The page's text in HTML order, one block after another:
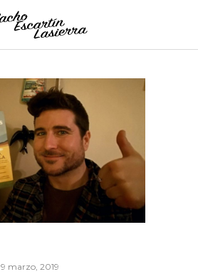
9 marzo, 2019